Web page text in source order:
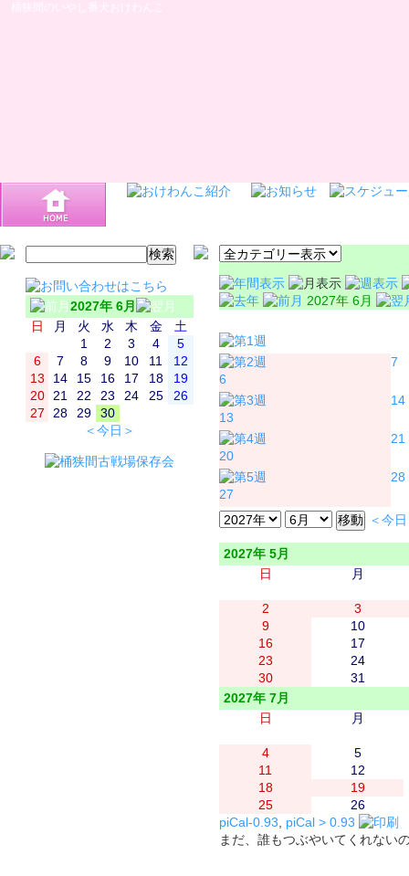
2027年 6月
日
月 火 水 木 金
土
1
2 3 4
5
6
7 8 9 10 11
12
13
14 15 16 17 18
19
20
21 22 23 24 25
26
27
28 29
30
＜今日＞
2027年 6月
6
7
13
14
20
21
27
28
＜今
2027年 5月
日
月
2
3
9
10
16
17
23
24
30
31
2027年 7月
日
月
4
5
11
12
18
19
25
26
piCal-0.93, piCal > 0.93
まだ、誰もつぶやいてくれな